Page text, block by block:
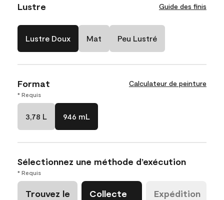
Lustre Guide des finis
Lustre Doux Mat Peu Lustré
Format Calculateur de peinture
* Requis
3,78 L 946 mL
Sélectionnez une méthode d’exécution
* Requis
Trouvez le
Collecte
Expédition